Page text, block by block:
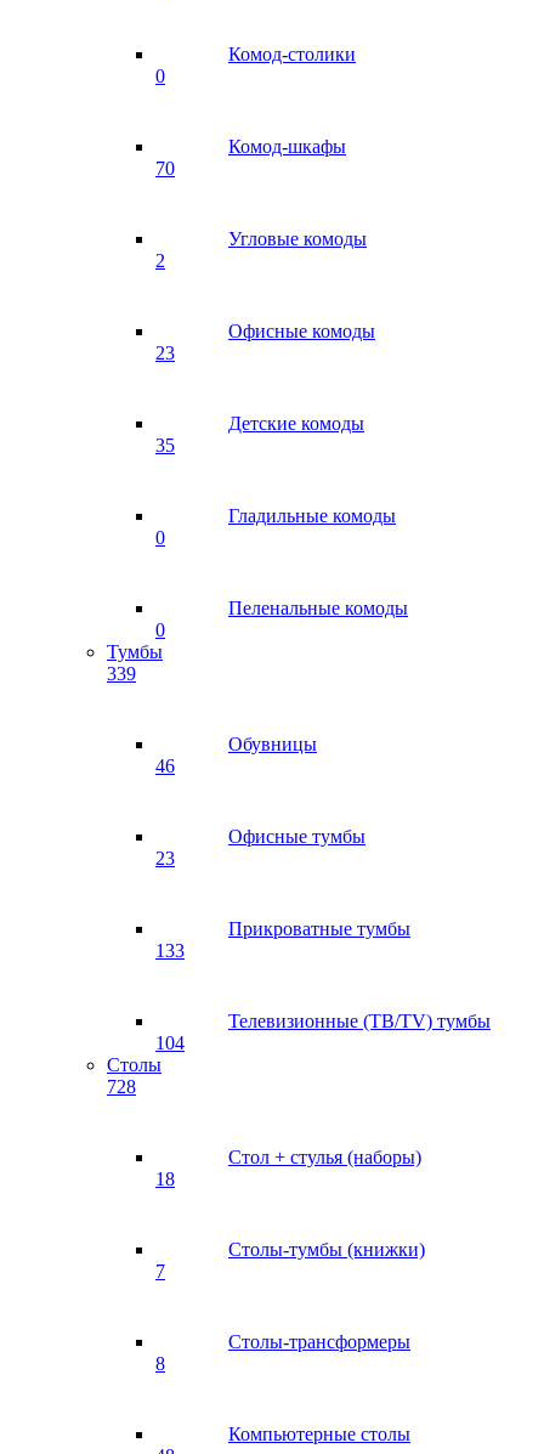
Комод-столики
0
Комод-шкафы
70
Угловые комоды
2
Офисные комоды
23
Детские комоды
35
Гладильные комоды
0
Пеленальные комоды
0
Тумбы
339
Обувницы
46
Офисные тумбы
23
Прикроватные тумбы
133
Телевизионные (ТВ/TV) тумбы
104
Столы
728
Стол + стулья (наборы)
18
Столы-тумбы (книжки)
7
Столы-трансформеры
8
Компьютерные столы